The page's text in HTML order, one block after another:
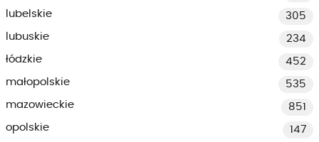
lubelskie
305
lubuskie
234
łódzkie
452
małopolskie
535
mazowieckie
851
opolskie
147